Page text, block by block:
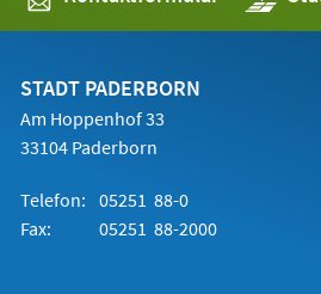
in
einem
STADT PADERBORN
Am Hoppenhof 33
33104 Paderborn
Telefon: 05251 88-0
Fax:
05251 88-2000